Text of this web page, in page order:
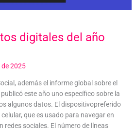
digitales del año
2025
además el informe global sobre el
este año uno específico sobre la
algunos datos. El dispositivopreferido
que es usado para navegar en
redes sociales. El número de líneas